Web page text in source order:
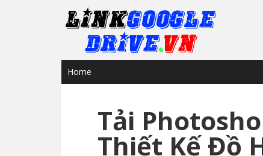
Home
Tải
Thiết Kế Đồ